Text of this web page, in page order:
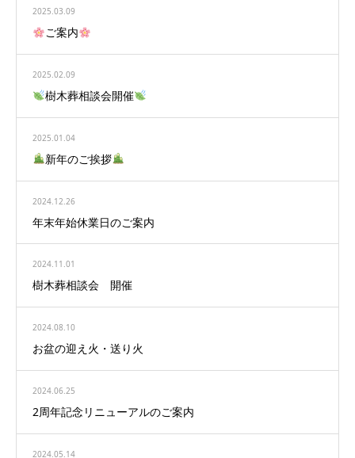
2025.03.09
ご案内
2025.02.09
樹木葬相談会開催
2025.01.04
新年のご挨拶
2024.12.26
年末年始休業日のご案内
2024.11.01
樹木葬相談会 開催
2024.08.10
お盆の迎え火・送り火
2024.06.25
2周年記念リニューアルのご案内
2024.05.14